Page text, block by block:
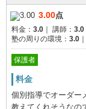
3.00点
料金： 3.0 講師： 3.0
塾の周りの環境： 3.0
保護者
料金
個別指導でオーダー
教えてくれそうなの